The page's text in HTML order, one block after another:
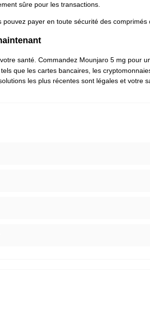
sûre pour les transactions.
payer en toute sécurité des
santé. Commandez Mounjaro 5 mg pour
tels que les cartes bancaires, les
les plus récentes sont légales et votre